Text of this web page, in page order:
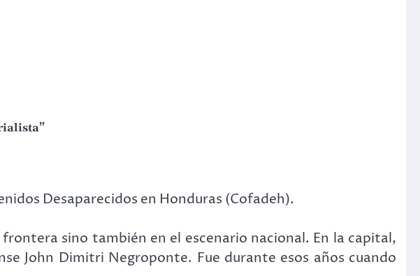
Desaparecidos en Honduras (Cofadeh).
sino también en el escenario nacional. En la capital,
John Dimitri Negroponte. Fue durante esos años cuando